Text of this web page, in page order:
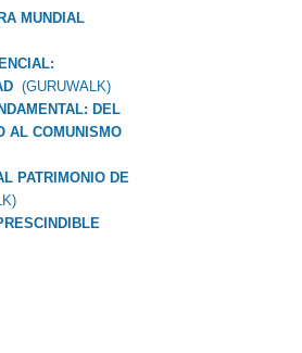
MUNDIAL
(GURUWALK)
DEL
AL COMUNISMO
PATRIMONIO DE